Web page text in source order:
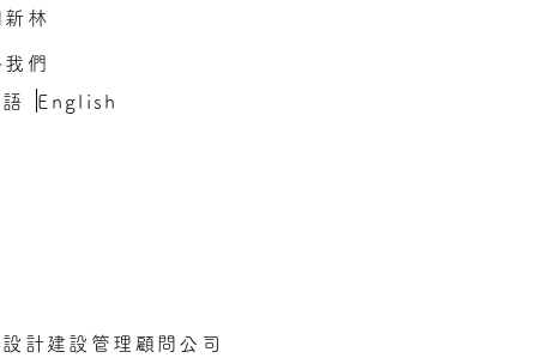
林
們
English
計建設管理顧問公司